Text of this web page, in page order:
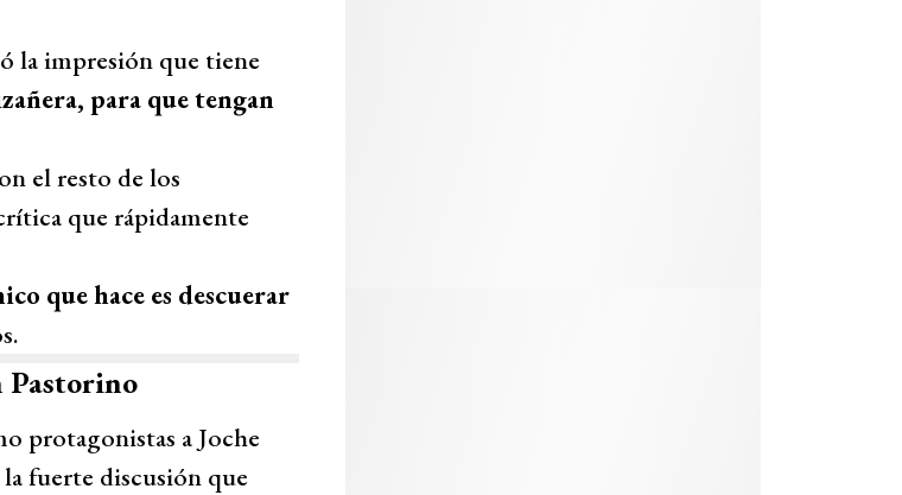
la impresión que tiene
para que tengan
el resto de los
que rápidamente
que hace es descuerar
Pastorino
protagonistas a Joche
fuerte discusión que